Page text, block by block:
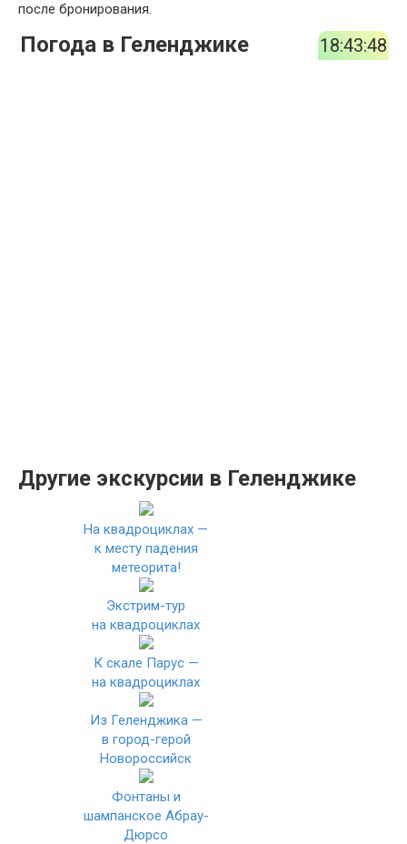
после бронирования.
Погода в Геленджике 18:43:49
Другие экскурсии в Геленджике
На квадроциклах —
к месту падения
метеорита!
Экстрим-тур
на квадроциклах
К скале Парус —
на квадроциклах
Из Геленджика —
в город-герой
Новороссийск
Фонтаны и
шампанское Абрау-
Дюрсо